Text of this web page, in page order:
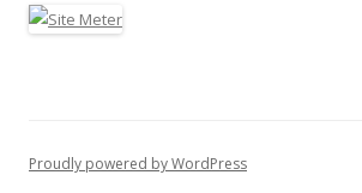
Proudly powered by WordPress